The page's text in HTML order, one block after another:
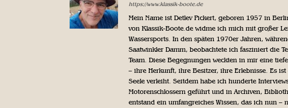
https://www.klassik-boote.de
Mein Name ist Detlev Pickert, geboren 1957 in
von Klassik-Boote.de widme ich mich mit großer
Wassersports. In den späten 1970er Jahren,
Saatwinkler Damm, beobachtete ich fasziniert die
Team. Diese Begegnungen weckten in mir eine
– ihre Herkunft, ihre Besitzer, ihre Erlebnisse. Es
Seele verleiht. Seitdem habe ich hunderte
Motorenschlossern geführt und in Archiven,
entstand ein umfangreiches Wissen, das ich nun –